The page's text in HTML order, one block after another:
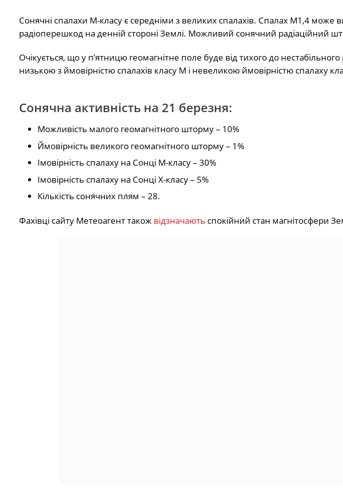
Сонячні спалахи M-класу є середніми з великих спалахів. Спалах М1,4 може
радіоперешкод на денній стороні Землі. Можливий сонячний радіаційний
Очікується, що у п’ятницю геомагнітне поле буде від тихого до
низькою з ймовірністю спалахів класу M і невеликою ймовірністю спалаху
Сонячна активність на 21 березня:
Можливість малого геомагнітного шторму – 10%
Ймовірність великого геомагнітного шторму – 1%
Імовірність спалаху на Сонці М-класу – 30%
Імовірність спалаху на Сонці Х-класу – 5%
Кількість сонячних плям – 28.
Фахівці сайту Метеоагент також відзначають спокійний стан магнітосфери